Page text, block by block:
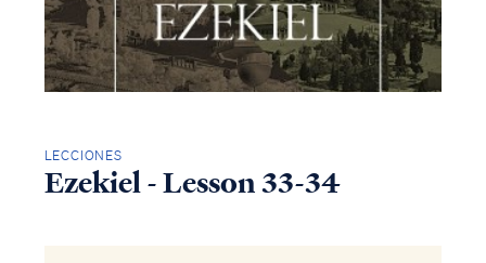
LECCIONES
Ezekiel - Lesson 33-34